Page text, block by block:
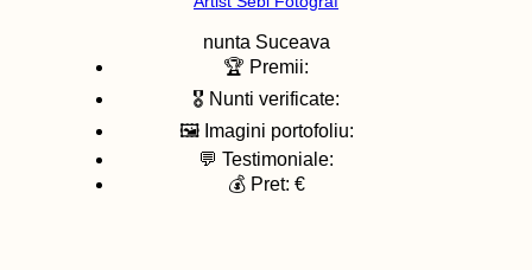
nunta Suceava
🏆 Premii:
🎖️ Nunti verificate:
🖼️ Imagini portofoliu:
💬 Testimoniale:
💰 Pret: €